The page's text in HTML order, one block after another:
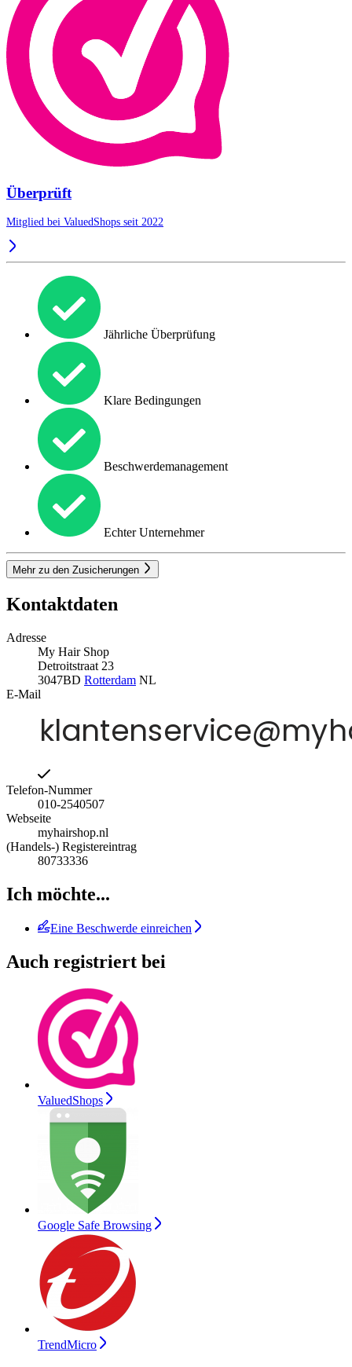
Überprüft
Mitglied bei ValuedShops seit 2022
Jährliche Überprüfung
Klare Bedingungen
Beschwerdemanagement
Echter Unternehmer
Mehr zu den Zusicherungen
Kontaktdaten
Adresse
My Hair Shop
Detroitstraat 23
3047BD Rotterdam NL
E-Mail
Telefon-Nummer
010-2540507
Webseite
myhairshop.nl
(Handels-) Registereintrag
80733336
Ich möchte...
Eine Beschwerde einreichen
Auch registriert bei
ValuedShops
Google Safe Browsing
TrendMicro